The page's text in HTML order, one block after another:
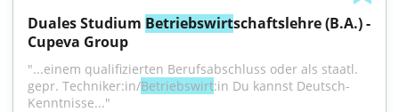
Duales Studium Betriebswirtschaftslehre (B.A.) -
Cupeva Group
"...einem qualifizierten Berufsabschluss oder als staatl.
gepr. Techniker:in/Betriebswirt:in Du kannst Deutsch-
Kenntnisse..."